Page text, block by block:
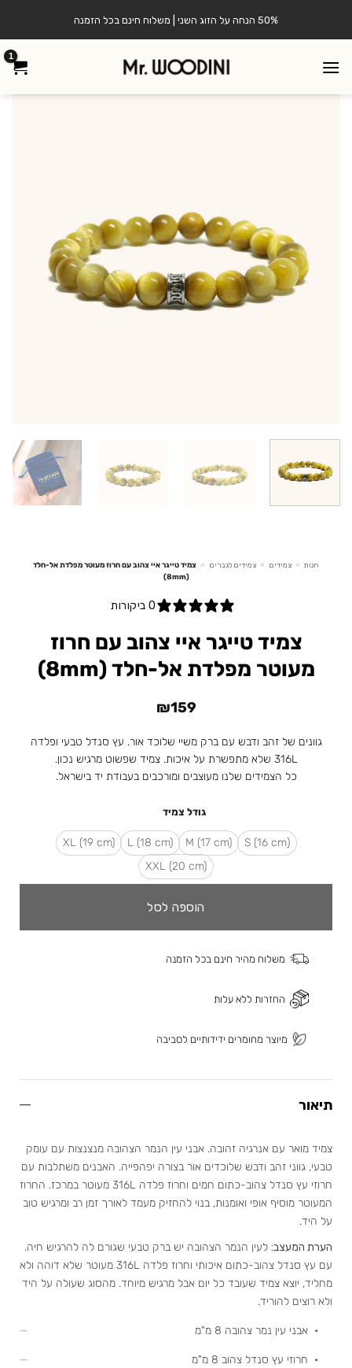
50% הנחה על הזוג השני | משלוח חינם בכל הזמנה
חנות » צמידים » צמידים לגברים » צמיד טייגר איי צהוב עם חרוז מעוטר מפלדת אל-חלד
(8mm)
0 ביקורות
צמיד טייגר איי צהוב עם חרוז
מעוטר מפלדת אל-חלד (8mm)
₪159
גוונים של זהב ודבש עם ברק משיי שלוכד אור. עץ סנדל טבעי ופלדה
316L שלא מתפשרת על איכות. צמיד שפשוט מרגיש נכון.
כל הצמידים שלנו מעוצבים ומורכבים בעבודת יד בישראל.
גודל צמיד
(S (16 cm
M (17 cm)
L (18 cm)
XL (19 cm)
XXL (20 cm)
הוספה לסל
תיאור
צמיד מואר עם אנרגיה זהובה. אבני עין הנמר הצהובה מנצנצות עם עומק
טבעי, גווני זהב ודבש שלוכדים אור בצורה יפהפייה. האבנים משתלבות עם
חרוזי עץ סנדל צהוב-כתום חמים וחרוז פלדה 316L מעוטר במרכז. החרוז
המעוטר מוסיף אופי ואומנות, בנוי להחזיק מעמד לאורך זמן רב ומרגיש טוב
על היד.
הערת המעצב: לעין הנמר הצהובה יש ברק טבעי שגורם לה להרגיש חיה.
עם עץ סנדל צהוב-כתום איכותי וחרוז פלדה 316L מעוטר שלא דוהה ולא
מחליד, יוצא צמיד שעובד כל יום אבל מרגיש מיוחד. מהסוג שעולה על היד
ולא רוצים להוריד.
• אבני עין נמר צהובה 8 מ"מ
• חרוזי עץ סנדל צהוב 8 מ"מ